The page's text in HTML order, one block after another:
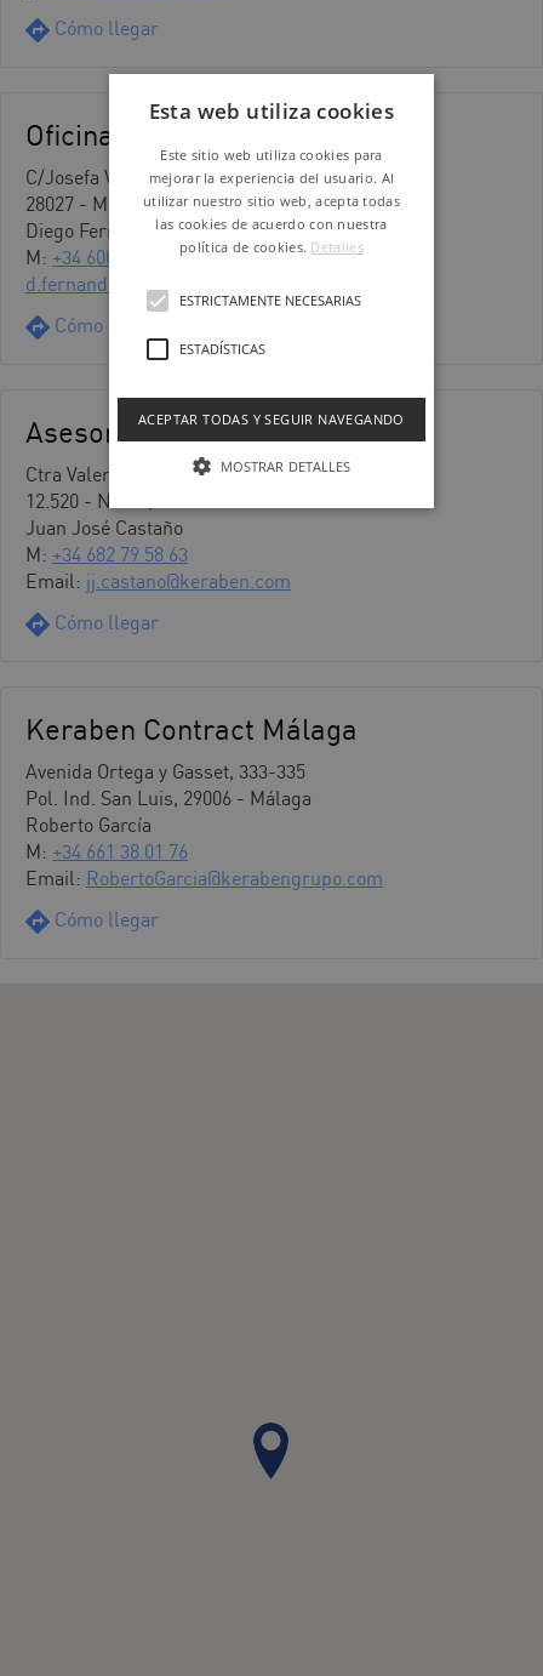
Cómo llegar
Oficina técnica Madrid
C/Josefa Valcárcel, 3-5
28027 - Madrid
Diego Fernández
M: +34 600 436 059
d.fernandez@keraben.com
Cómo llegar
Asesoría técnica DACH
Ctra Valencia - Barcelona, km 44,3
12.520 - Nules, Castellón
Juan José Castaño
M: +34 682 79 58 63
Email: jj.castano@keraben.com
Cómo llegar
Keraben Contract Málaga
Avenida Ortega y Gasset, 333-335
Pol. Ind. San Luis, 29006 - Málaga
Roberto García
M: +34 661 38 01 76
Email: RobertoGarcia@kerabengrupo.com
Cómo llegar
Esta web utiliza cookies
Este sitio web utiliza cookies para
mejorar la experiencia del usuario. Al
utilizar nuestro sitio web, acepta todas
las cookies de acuerdo con nuestra
política de cookies. Detalles
ESTRICTAMENTE NECESARIAS
ESTADÍSTICAS
ACEPTAR TODAS Y SEGUIR NAVEGANDO
MOSTRAR DETALLES